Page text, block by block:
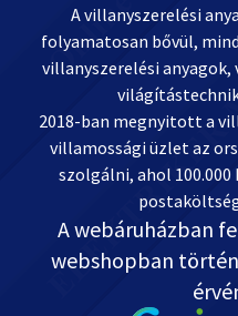
A villanyszerelési
folyamatosan bővül,
villanyszerelési anyagok,
2018-ban megnyitott a
villamossági üzlet az
szolgálni, ahol
A webáruházban
webshopban